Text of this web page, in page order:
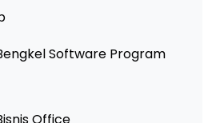
Software Program